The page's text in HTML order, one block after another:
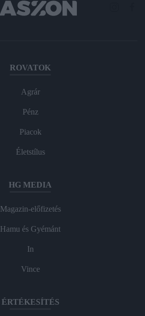
ROVATOK
Agrár
Pénz
Piacok
Életstílus
HG MEDIA
Magazin-előfizetés
Hamu és Gyémánt
In
Vince
ÉRTÉKESÍTÉS